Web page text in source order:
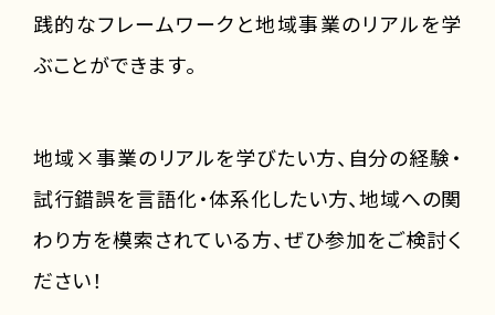
践的なフレームワークと地域事業のリアルを学
ぶことができます。
地域×事業のリアルを学びたい方、自分の経験・
試行錯誤を言語化・体系化したい方、地域への関
わり方を模索されている方、ぜひ参加をご検討く
ださい！